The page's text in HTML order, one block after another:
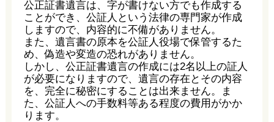
公正証書遺言は、字が書けない方でも作成する
ことができ、公証人という法律の専門家が作成
しますので、内容的に不備がありません。
また、遺言書の原本を公証人役場で保管するた
め、偽造や変造の恐れがありません。
しかし、公正証書遺言の作成には2名以上の証人
が必要になりますので、遺言の存在とその内容
を、完全に秘密にすることは出来ません。ま
た、公証人への手数料等ある程度の費用がかか
ります。